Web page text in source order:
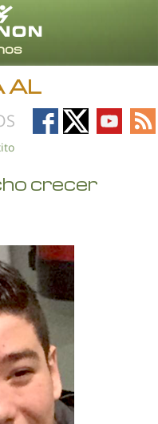
(Castellano)
las Regiones/Idiomas
AL
Follow
on
Follow
on
Follow
on
on
crecer